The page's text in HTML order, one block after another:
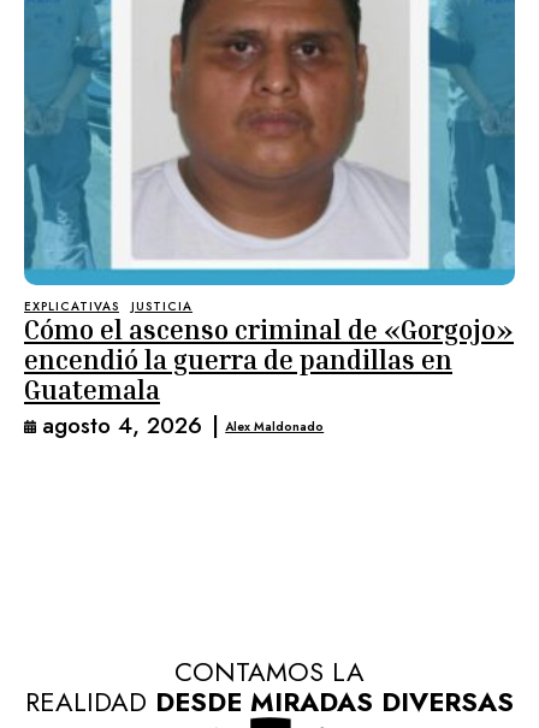
EXPLICATIVAS JUSTICIA
Cómo el ascenso criminal de «Gorgojo»
encendió la guerra de pandillas en
Guatemala
agosto 4, 2026 | Alex Maldonado
CONTAMOS LA
REALIDAD DESDE MIRADAS DIVERSAS